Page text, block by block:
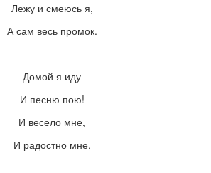
Лежу и смеюсь я,
А сам весь промок.
Домой я иду
И песню пою!
И весело мне,
И радостно мне,